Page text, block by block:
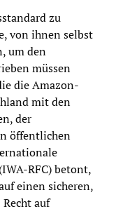
zu
von ihnen selbst
um den
müssen
die Amazon-
mit den
der
öffentlichen
RFC) betont,
einen sicheren,
auf